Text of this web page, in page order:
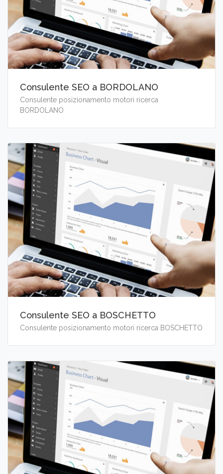
Consulente SEO a BORDOLANO
Consulente posizionamento motori ricerca
BORDOLANO
Consulente SEO a BOSCHETTO
Consulente posizionamento motori ricerca BOSCHETTO